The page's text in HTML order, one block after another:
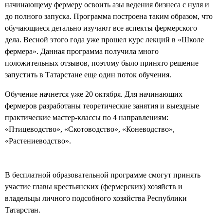
начинающему фермеру освоить азы ведения бизнеса с нуля и
до полного запуска. Программа построена таким образом, что
обучающиеся детально изучают все аспекты фермерского
дела. Весной этого года уже прошел курс лекций в «Школе
фермера». Данная программа получила много
положительных отзывов, поэтому было принято решение
запустить в Татарстане еще один поток обучения.
Обучение начнется уже 20 октября. Для начинающих
фермеров разработаны теоретические занятия и выездные
практические мастер-классы по 4 направлениям:
«Птицеводство», «Скотоводство», «Коневодство»,
«Растениеводство».
В бесплатной образовательной программе смогут принять
участие главы крестьянских (фермерских) хозяйств и
владельцы личного подсобного хозяйства Республики
Татарстан.